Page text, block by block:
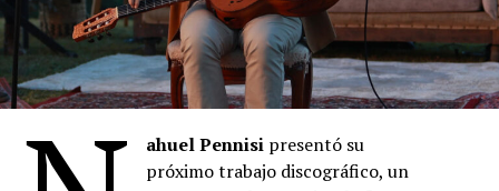
ahuel Pennisi presentó su
próximo trabajo discográfico, un